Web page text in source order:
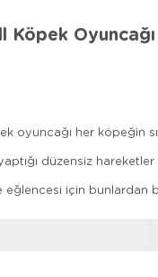
Köpek Oyuncağı
oyuncağı her köpeğin
düzensiz
için bunlardan